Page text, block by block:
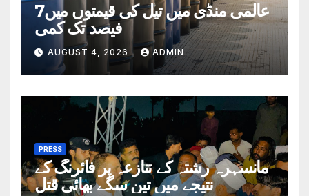
عالمی منڈی میں تیل کی قیمتوں میں7
فیصد تک کمی
AUGUST 4, 2026 ADMIN
PRESS
مانسہرہ رشتہ کے تنازعہ پر فائرنگ کے
نتیجے میں تین سگے بھائی قتل